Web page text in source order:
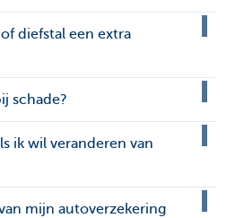
diefstal een extra
schade?
ik wil veranderen van
mijn autoverzekering